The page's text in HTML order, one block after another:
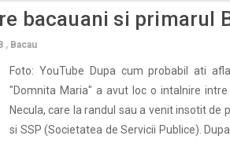
bacauani si primarul
, Bacau
Foto: YouTube Dupa cum probabil ati
"Domnita Maria" a avut loc o intalnire
Necula, care la randul sau a venit insotit de
si SSP (Societatea de Servicii Publice).